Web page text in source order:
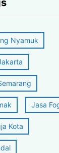
Nyamuk
Jasa
Kota